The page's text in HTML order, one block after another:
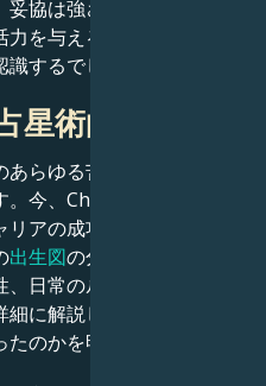
協は強さであり、消耗さ
を与える関係に入り、そ
するでしょう。
星術的肖像画
らゆる苦闘、挑戦、そし
今、Charlie Hunnamの
アの成功の秘密を解き明
出生図の分析では、彼らの
日常のルーティン、そし
に解説し、なぜ彼らが私
のかを明らかにします。